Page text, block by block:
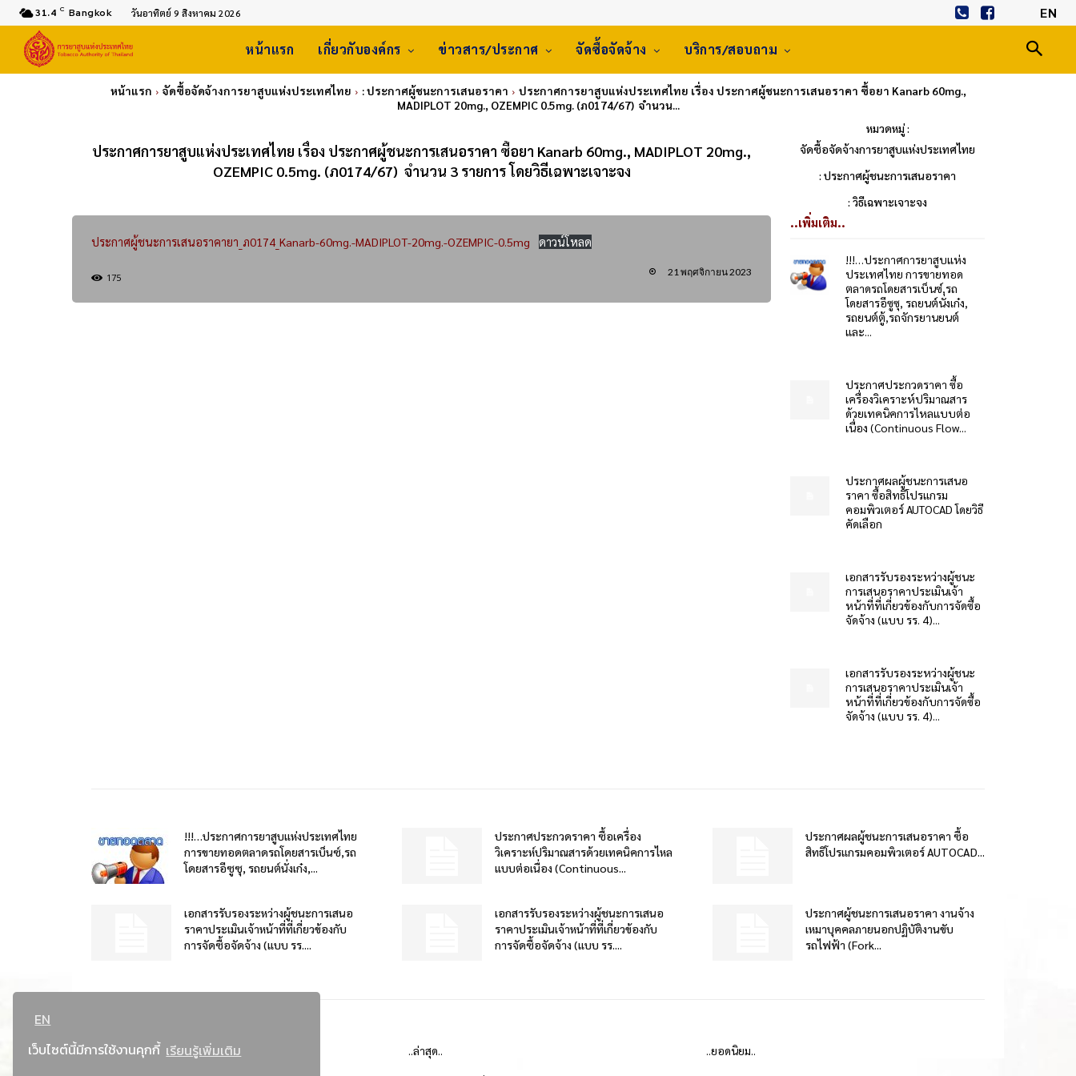
EN
เว็บไซต์นี้มีการใช้งานคุกกี้ เรียนรู้เพิ่มเติม
31.4 C Bangkok วันอาทิตย์ 9 สิงหาคม 2026 EN
หน้าแรก เกี่ยวกับองค์กร ข่าวสาร/ประกาศ จัดซื้อจัดจ้าง บริการ/สอบถาม
หน้าแรก จัดซื้อจัดจ้างการยาสูบแห่งประเทศไทย : ประกาศผู้ชนะการเสนอราคา
ประกาศการยาสูบแห่งประเทศไทย เรื่อง ประกาศผู้ชนะการเสนอราคา ซื้อยา Kanarb 60mg.,
MADIPLOT 20mg., OZEMPIC 0.5mg. (ภ0174/67) จำนวน...
ประกาศการยาสูบแห่งประเทศไทย เรื่อง ประกาศผู้ชนะการเสนอราคา ซื้อยา Kanarb 60mg., MADIPLOT 20mg.,
OZEMPIC 0.5mg. (ภ0174/67) จำนวน 3 รายการ โดยวิธีเฉพาะเจาะจง
หมวดหมู่ :
จัดซื้อจัดจ้างการยาสูบแห่งประเทศไทย
: ประกาศผู้ชนะการเสนอราคา
: วิธีเฉพาะเจาะจง
ประกาศผู้ชนะการเสนอราคายา_ภ0174_Kanarb-60mg.-MADIPLOT-20mg.-OZEMPIC-0.5mg ดาวน์โหลด
175 21 พฤศจิกายน 2023
..เพิ่มเติม..
!!!…ประกาศการยาสูบแห่ง
ประเทศไทย การขายทอด
ตลาดรถโดยสารเบ็นซ์,รถ
โดยสารอีซูซุ, รถยนต์นั่งเก๋ง,
รถยนต์ตู้,รถจักรยานยนต์
และ...
ประกาศประกวดราคา ซื้อ
เครื่องวิเคราะห์ปริมาณสาร
ด้วยเทคนิคการไหลแบบต่อ
เนื่อง (Continuous Flow...
ประกาศผลผู้ชนะการเสนอ
ราคา ซื้อสิทธิโปรแกรม
คอมพิวเตอร์ AUTOCAD โดยวิธี
คัดเลือก
เอกสารรับรองระหว่างผู้ชนะ
การเสนอราคาประเมินเจ้า
หน้าที่ที่เกี่ยวข้องกับการจัดซื้อ
จัดจ้าง (แบบ รร. 4)...
เอกสารรับรองระหว่างผู้ชนะ
การเสนอราคาประเมินเจ้า
หน้าที่ที่เกี่ยวข้องกับการจัดซื้อ
จัดจ้าง (แบบ รร. 4)...
!!!…ประกาศการยาสูบแห่งประเทศไทย
การขายทอดตลาดรถโดยสารเบ็นซ์,รถ
โดยสารอีซูซุ, รถยนต์นั่งเก๋ง,...
ประกาศประกวดราคา ซื้อเครื่อง
วิเคราะห์ปริมาณสารด้วยเทคนิคการไหล
แบบต่อเนื่อง (Continuous...
ประกาศผลผู้ชนะการเสนอราคา ซื้อ
สิทธิโปรแกรมคอมพิวเตอร์ AUTOCAD...
เอกสารรับรองระหว่างผู้ชนะการเสนอ
ราคาประเมินเจ้าหน้าที่ที่เกี่ยวข้องกับ
การจัดซื้อจัดจ้าง (แบบ รร....
เอกสารรับรองระหว่างผู้ชนะการเสนอ
ราคาประเมินเจ้าหน้าที่ที่เกี่ยวข้องกับ
การจัดซื้อจัดจ้าง (แบบ รร....
ประกาศผู้ชนะการเสนอราคา งานจ้าง
เหมาบุคคลภายนอกปฏิบัติงานขับ
รถไฟฟ้า (Fork...
..ล่าสุด.. ..ยอดนิยม..